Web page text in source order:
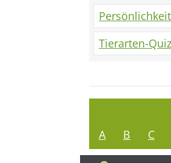
Tierarten-Quiz
A B C